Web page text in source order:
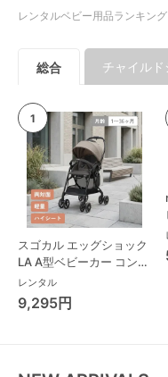
レンタルベビー用品ランキング
総合 チャイルド
スゴカル エッグショック
LA A型ベビーカー コンビ
(Combi)
レンタル
9,295円